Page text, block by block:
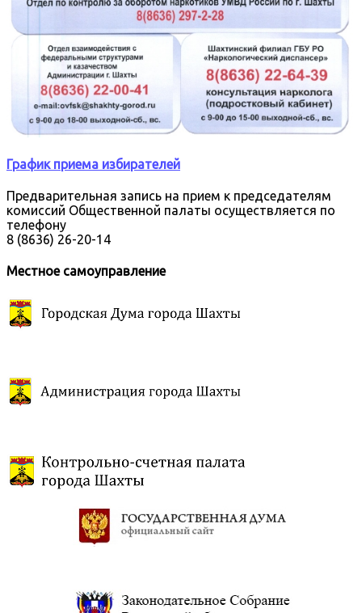
График приема избирателей
Предварительная запись на прием к председателям
комиссий Общественной палаты осуществляется по
телефону
8 (8636) 26-20-14
Местное самоуправление